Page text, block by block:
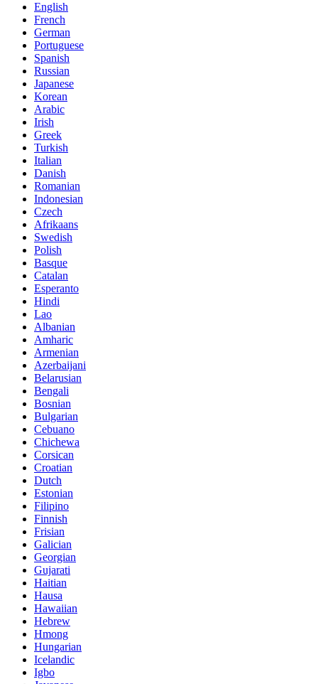
English
French
German
Portuguese
Spanish
Russian
Japanese
Korean
Arabic
Irish
Greek
Turkish
Italian
Danish
Romanian
Indonesian
Czech
Afrikaans
Swedish
Polish
Basque
Catalan
Esperanto
Hindi
Lao
Albanian
Amharic
Armenian
Azerbaijani
Belarusian
Bengali
Bosnian
Bulgarian
Cebuano
Chichewa
Corsican
Croatian
Dutch
Estonian
Filipino
Finnish
Frisian
Galician
Georgian
Gujarati
Haitian
Hausa
Hawaiian
Hebrew
Hmong
Hungarian
Icelandic
Igbo